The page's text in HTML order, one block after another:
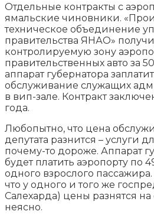
Отдельные контракты с
ямальские чиновники.
техническое объединение
правительства ЯНАО»
контролируемую зону
правительственных авто за
аппарат губернатора
обслуживание служащих
в вип-зале. Контракт
года.
Любопытно, что цена
депутата разнится – услуги
почему-то дороже. Аппарат
будет платить аэропорту по
одного взрослого пассажира.
что у одного и того же
Салехарда) цены разнятся на
неясно.